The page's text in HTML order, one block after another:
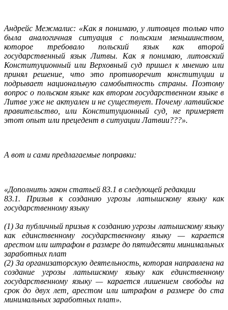
Андрейс Межмалис: «Как я понимаю, у литовцев только что
была аналогичная ситуация с польским меньшинством,
которое требовало польский язык как второй
государственный язык Литвы. Как я понимаю, литовский
Конституционный или Верховный суд пришел к мнению или
принял решение, что это противоречит конституции и
подрывает национальную самобытность страны. Поэтому
вопрос о польском языке как втором государственном языке в
Литве уже не актуален и не существует. Почему латвийское
правительство, или Конституционный суд, не примеряет
этот опыт или прецедент в ситуации Латвии???».
А вот и сами предлагаемые поправки:
«Дополнить закон статьей 83.1 в следующей редакции
83.1. Призыв к созданию угрозы латышскому языку как
государственному языку
(1) За публичный призыв к созданию угрозы латышскому языку
как единственному государственному языку — карается
арестом или штрафом в размере до пятидесяти минимальных
заработных плат
(2) За организаторскую деятельность, которая направлена на
создание угрозы латышскому языку как единственному
государственному языку — карается лишением свободы на
срок до двух лет, арестом или штрафом в размере до ста
минимальных заработных плат».